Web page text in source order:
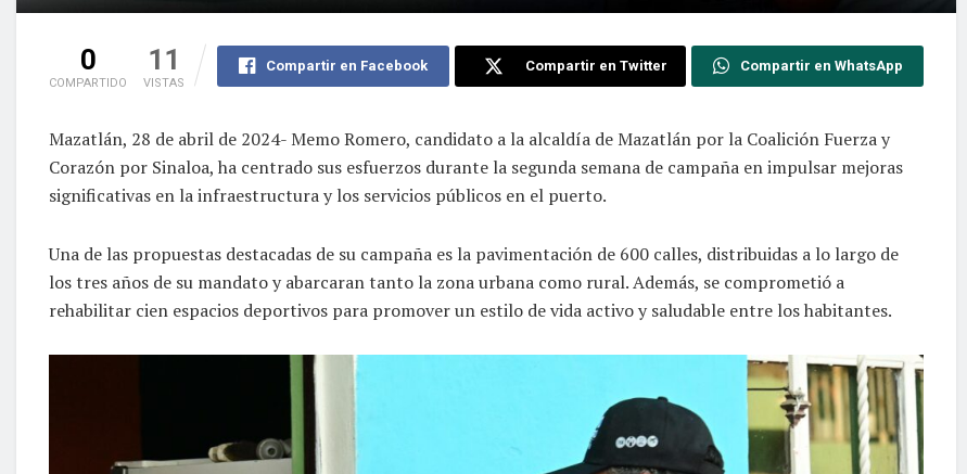
0
COMPARTIDO
11
VISTAS
Compartir en Facebook Compartir en Twitter Compartir en WhatsApp
Mazatlán, 28 de abril de 2024- Memo Romero, candidato a la alcaldía de Mazatlán por la Coalición Fuerza y
Corazón por Sinaloa, ha centrado sus esfuerzos durante la segunda semana de campaña en impulsar mejoras
significativas en la infraestructura y los servicios públicos en el puerto.
Una de las propuestas destacadas de su campaña es la pavimentación de 600 calles, distribuidas a lo largo de
los tres años de su mandato y abarcaran tanto la zona urbana como rural. Además, se comprometió a
rehabilitar cien espacios deportivos para promover un estilo de vida activo y saludable entre los habitantes.